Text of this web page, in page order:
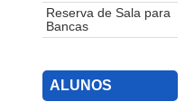
Reserva de Sala para
Bancas
ALUNOS